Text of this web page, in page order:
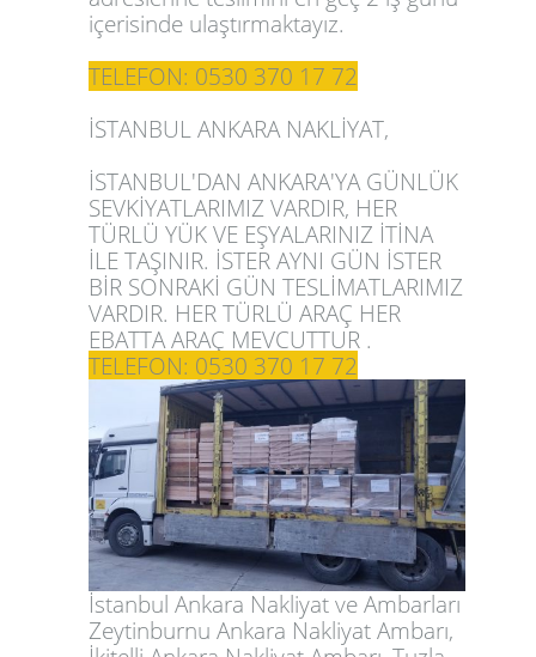
içerisinde ulaştırmaktayız.
TELEFON: 0530 370 17 72
İSTANBUL ANKARA NAKLİYAT,
İSTANBUL'DAN ANKARA'YA GÜNLÜK
SEVKİYATLARIMIZ VARDIR, HER
TÜRLÜ YÜK VE EŞYALARINIZ İTİNA
İLE TAŞINIR. İSTER AYNI GÜN İSTER
BİR SONRAKİ GÜN TESLİMATLARIMIZ
VARDIR. HER TÜRLÜ ARAÇ HER
EBATTA ARAÇ MEVCUTTUR .
TELEFON: 0530 370 17 72
İstanbul Ankara Nakliyat ve Ambarları
Zeytinburnu Ankara Nakliyat Ambarı,